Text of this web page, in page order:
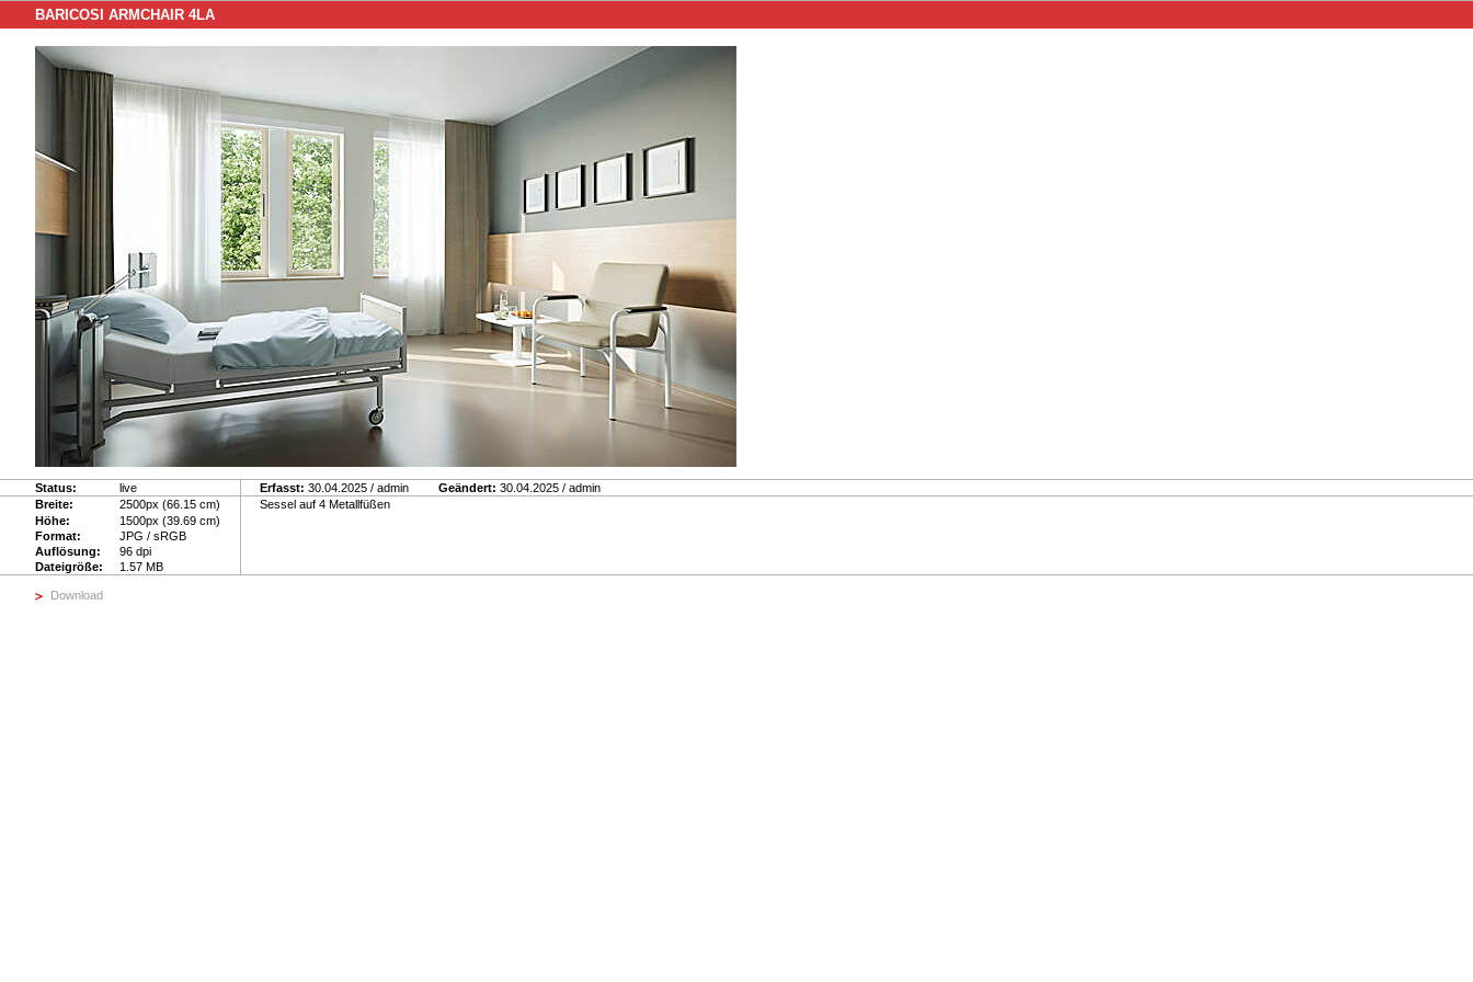
BARICOSI ARMCHAIR 4LA
Status: live Erfasst: 30.04.2025 / admin Geändert: 30.04.2025 / admin
Breite:
2500px (66.15 cm)
Höhe:
1500px (39.69 cm)
Format:
JPG / sRGB
Auflösung:
96 dpi
Dateigröße:
1.57 MB
Sessel auf 4 Metallfüßen
Download